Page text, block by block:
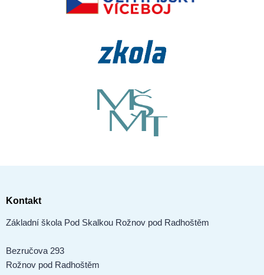
Kontakt
Základní škola Pod Skalkou Rožnov pod Radhoštěm
Bezručova 293
Rožnov pod Radhoštěm